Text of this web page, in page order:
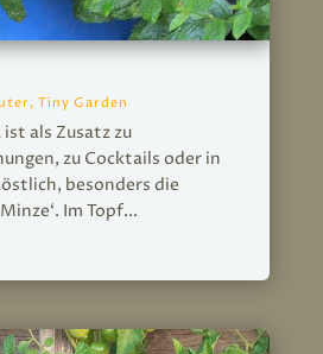
, Tiny Garden
als Zusatz zu
zu Cocktails oder in
besonders die
Im Topf...